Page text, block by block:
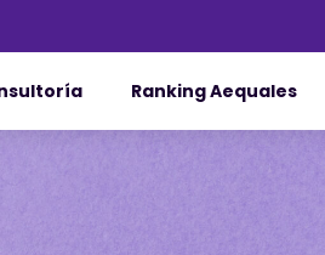
Ranking Aequales